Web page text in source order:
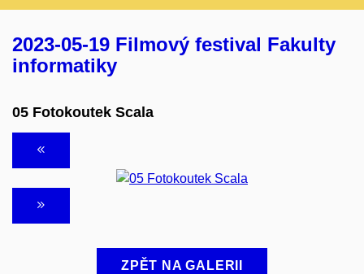
2023-05-19 Filmový festival Fakulty
informatiky
05 Fotokoutek Scala
ZPĚT NA GALERII